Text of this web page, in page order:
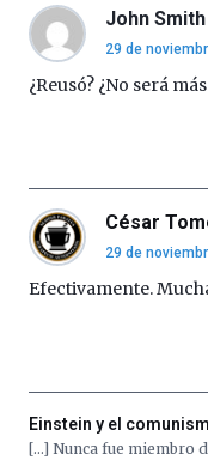
4
de
octubre.
Cátedra…
John Smith
29 de
¿Reusó? ¿No será
César
29 de
Efectivamente.
Einstein y el
[…] Nunca fue miembro